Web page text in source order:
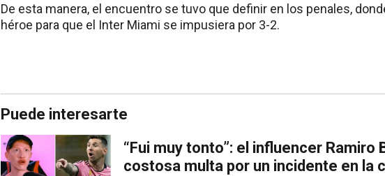
De esta manera, el encuentro se tuvo que definir en los penales,
héroe para que el Inter Miami se impusiera por 3-2.
Puede interesarte
“Fui muy tonto”: el influencer Ramiro
costosa multa por un incidente en la